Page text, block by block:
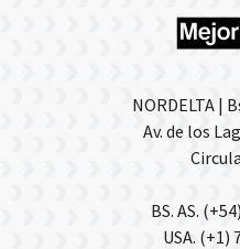
NORDELTA |
Av. de los
BS. AS.
USA. (+1)